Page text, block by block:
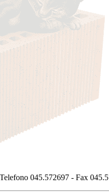
045.572697 - Fax